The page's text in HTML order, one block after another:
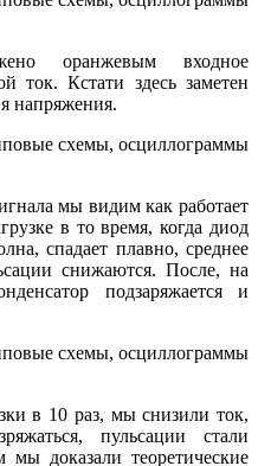
оранжевым входное
ток. Кстати здесь заметен
напряжения.
мы видим как работает
в то время, когда диод
спадает плавно, среднее
снижаются. После, на
подзаряжается и
в 10 раз, мы снизили ток,
пульсации стали
мы доказали теоретические